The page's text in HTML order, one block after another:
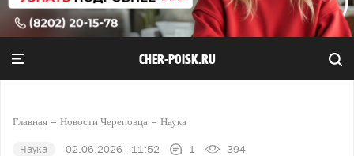
CHER-POISK.RU
Главная Новости Череповца Наука
Наука 02.06.2026 - 11:52 1 394